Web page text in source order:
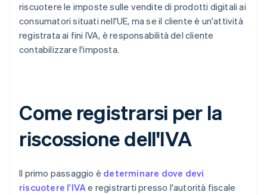
riscuotere le imposte sulle vendite di prodotti digitali ai
consumatori situati nell'UE, ma se il cliente è un'attività
registrata ai fini IVA, è responsabilità del cliente
contabilizzare l'imposta.
Come registrarsi per la
riscossione dell'IVA
Il primo passaggio è determinare dove devi
riscuotere l'IVAe registrarti presso l'autorità fiscale